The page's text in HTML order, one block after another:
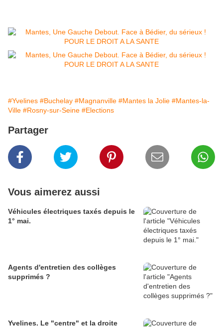
#Yvelines #Buchelay #Magnanville #Mantes la Jolie #Mantes-la-
Ville #Rosny-sur-Seine #Elections
Partager
Vous aimerez aussi
Véhicules électriques taxés depuis le
1° mai.
Agents d'entretien des collèges
supprimés ?
Yvelines. Le "centre" et la droite